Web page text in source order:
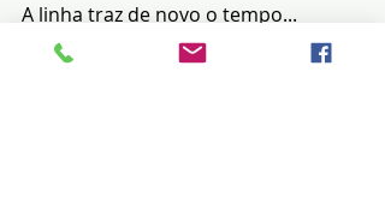
A linha traz de novo o tempo...
O tempo é o juiz e seu guia é a
verdade...